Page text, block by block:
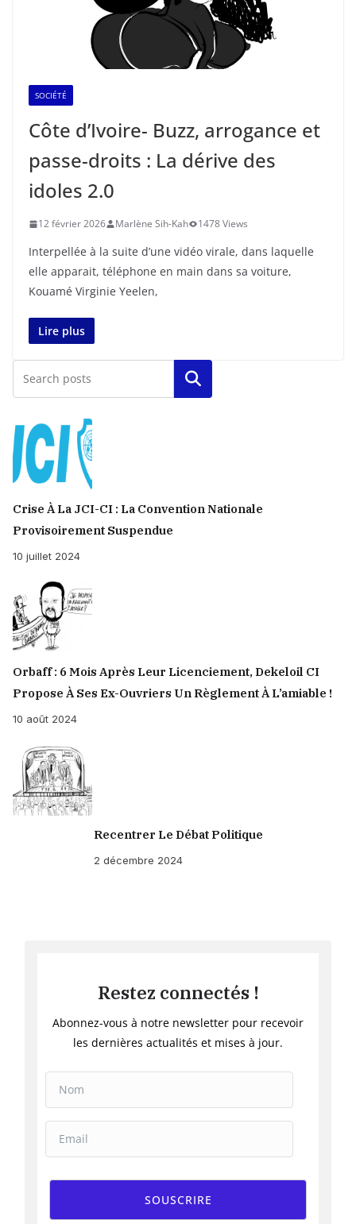
SOCIÉTÉ
Côte d’Ivoire- Buzz, arrogance et
passe-droits : La dérive des
idoles 2.0
12 février 2026 Marlène Sih-Kah 1478 Views
Interpellée à la suite d’une vidéo virale, dans laquelle
elle apparait, téléphone en main dans sa voiture,
Kouamé Virginie Yeelen,
Lire plus
Rechercher
Crise À La JCI-CI : La Convention Nationale
Provisoirement Suspendue
10 juillet 2024
Orbaff : 6 Mois Après Leur Licenciement, Dekeloil CI
Propose À Ses Ex-Ouvriers Un Règlement À L’amiable !
10 août 2024
Recentrer Le Débat Politique
2 décembre 2024
Restez connectés !
Abonnez-vous à notre newsletter pour recevoir
les dernières actualités et mises à jour.
SOUSCRIRE